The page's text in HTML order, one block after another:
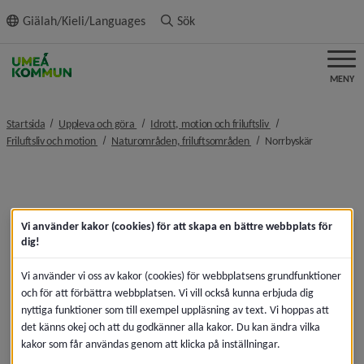
innehållet
Giälah/Kieli/Languages Sök
MENY
Startsida Uppleva och göra nivå i brödsmulenavigeringen
Idrott, motion och friluftsliv nivå i
Friluftsliv och motion nivå i brödsmulenavigeringen
Naturområden, friluftsområden nivå i
Norrbyskärnivå i
Vi använder kakor (cookies) för att skapa en bättre webbplats för
dig!
Vi använder vi oss av kakor (cookies) för webbplatsens grundfunktioner
och för att förbättra webbplatsen. Vi vill också kunna erbjuda dig
nyttiga funktioner som till exempel uppläsning av text. Vi hoppas att
det känns okej och att du godkänner alla kakor. Du kan ändra vilka
kakor som får användas genom att klicka på inställningar.